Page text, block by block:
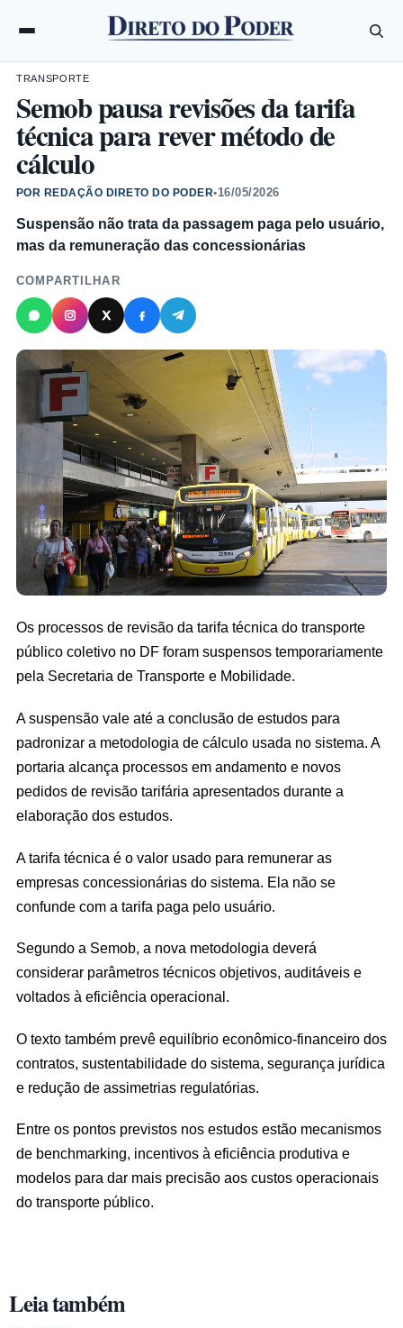
TRANSPORTE
Semob pausa revisões da tarifa
técnica para rever método de
cálculo
POR REDAÇÃO DIRETO DO PODER•16/05/2026
Suspensão não trata da passagem paga pelo usuário,
mas da remuneração das concessionárias
COMPARTILHAR
Os processos de revisão da tarifa técnica do transporte
público coletivo no DF foram suspensos temporariamente
pela Secretaria de Transporte e Mobilidade.
A suspensão vale até a conclusão de estudos para
padronizar a metodologia de cálculo usada no sistema. A
portaria alcança processos em andamento e novos
pedidos de revisão tarifária apresentados durante a
elaboração dos estudos.
A tarifa técnica é o valor usado para remunerar as
empresas concessionárias do sistema. Ela não se
confunde com a tarifa paga pelo usuário.
Segundo a Semob, a nova metodologia deverá
considerar parâmetros técnicos objetivos, auditáveis e
voltados à eficiência operacional.
O texto também prevê equilíbrio econômico-financeiro dos
contratos, sustentabilidade do sistema, segurança jurídica
e redução de assimetrias regulatórias.
Entre os pontos previstos nos estudos estão mecanismos
de benchmarking, incentivos à eficiência produtiva e
modelos para dar mais precisão aos custos operacionais
do transporte público.
Leia também